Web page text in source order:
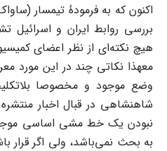
اکنون که به فرمودهٔ تیمسار
بررسی روابط ایران و اسرائیل
هیچ نکته‌ای از نظر اعضای
معهذا نکاتی چند در این
وضع موجود و مخصوصا
شاهنشاهی در قبال اخبار
نبودن یک خط مشی اساسی
به بحث نمی‌باشد، ولی اگر قرار